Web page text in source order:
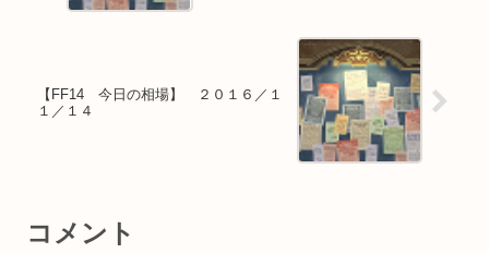
【FF14 今日の相場】 ２０１６／１
１／１４
コメント